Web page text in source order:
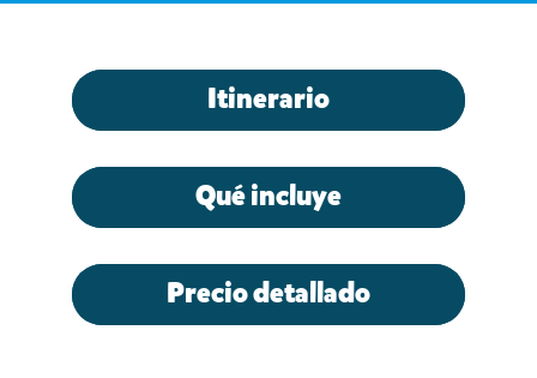
Itinerario
Qué incluye
Precio detallado